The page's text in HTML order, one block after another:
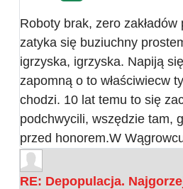
Roboty brak, zero zakładów
zatyka się buziuchny
igrzyska, igrzyska. Napiją
zapomną o to właściwiecw
chodzi. 10 lat temu to się
podchwycili, wszędzie tam,
przed honorem.W
RE: Depopulacja.